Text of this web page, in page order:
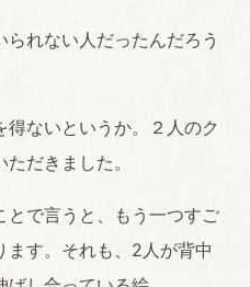
れない人だったんだろう
得ないというか。２人のク
だきました。
とで言うと、もう一つすご
ます。それも、2人が背中